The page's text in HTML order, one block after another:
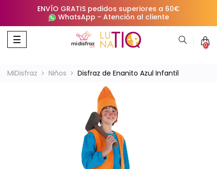
ENVÍO GRATIS pedidos superiores a 60€
WhatsApp - Atención al cliente
Navegación
de
☰ 0
MiDisfraz Niños Disfraz de Enanito Azul Infantil